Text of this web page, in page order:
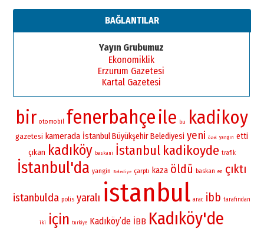
BAĞLANTILAR
Yayın Grubumuz
Ekonomiklik
Erzurum Gazetesi
Kartal Gazetesi
bir otomobil fenerbahçeile bu kadikoy
gazetesi kamerada İstanbul Büyükşehir Belediyesi yeni özel yangın etti
çıkan kadıköy baskani İstanbul kadikoyde trafik
İstanbul'da yangin Belediye çarptı kaza öldü baskan en çıktı
istanbulda polis yaralı istanbul arac ibb tarafından
iki için turkiye Kadıköy’de İBB Kadıköy'de